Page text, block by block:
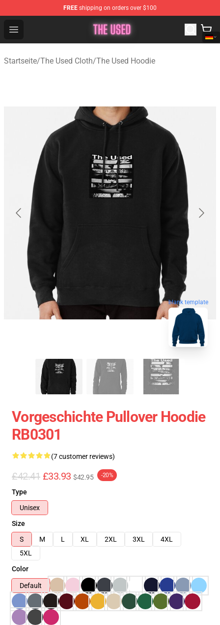
FREE shipping on orders over $100
Open menu
The Used Store - Official The Used Merchandise Shop
Startseite/The Used Cloth/The Used Hoodie
blank template
Vorgeschichte Pullover Hoodie
RB0301
(7 customer reviews)
£42.41 £33.93 $42.95 -20%
Type
Unisex
Size
S
M L XL 2XL 3XL
4XL
5XL
Color
Default